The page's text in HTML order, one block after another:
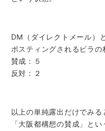
DM（ダイレクトメール）
ポスティングされるビラの
賛成：５
反対：２
以上の単純露出だけでみる
「大阪都構想の賛成」と